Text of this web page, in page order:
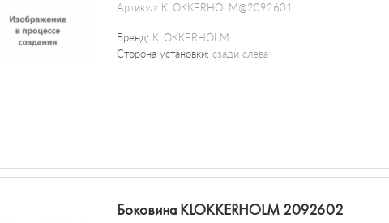
Артикул: KLOKKERHOLM@2092601
Бренд: KLOKKERHOLM
Сторона установки: сзади слева
Боковина KLOKKERHOLM 2092602